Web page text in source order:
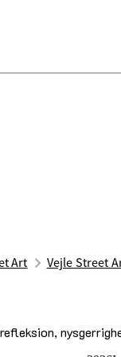
Art Vejle Street